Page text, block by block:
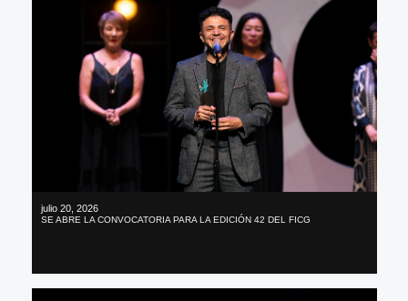
julio 20, 2026
SE ABRE LA CONVOCATORIA PARA LA EDICIÓN 42 DEL FICG